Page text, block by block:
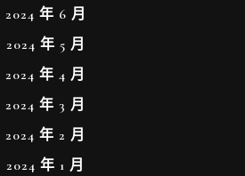
2024 年 6 月
2024 年 5 月
2024 年 4 月
2024 年 3 月
2024 年 2 月
2024 年 1 月